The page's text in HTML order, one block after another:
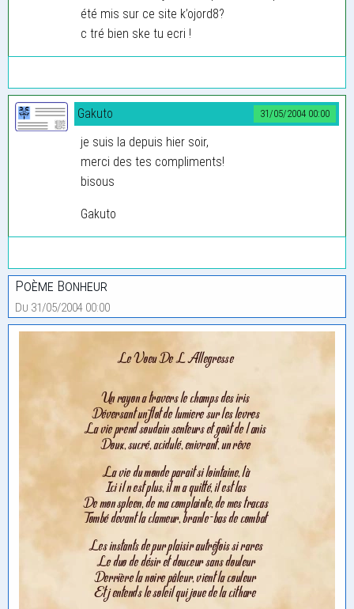
été mis sur ce site k’ojord8?
c tré bien ske tu ecri !
31/05/2004 00:00
Gakuto
je suis la depuis hier soir,
merci des tes compliments!
bisous
Gakuto
Poème Bonheur
Du 31/05/2004 00:00